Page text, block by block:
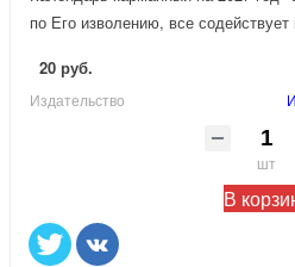
по Его изволению, все
20 руб.
Издательство
шт
В